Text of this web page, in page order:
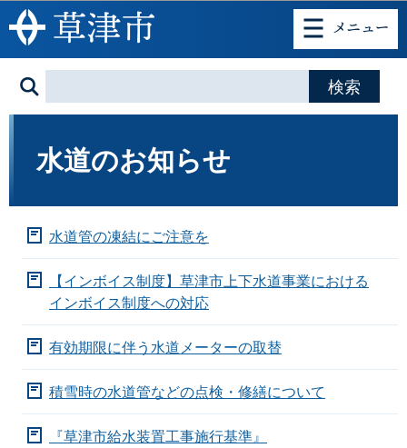
このページの本文へ移動
水道のお知らせ
水道管の凍結にご注意を
【インボイス制度】草津市上下水道事業における
インボイス制度への対応
有効期限に伴う水道メーターの取替
積雪時の水道管などの点検・修繕について
『草津市給水装置工事施行基準』